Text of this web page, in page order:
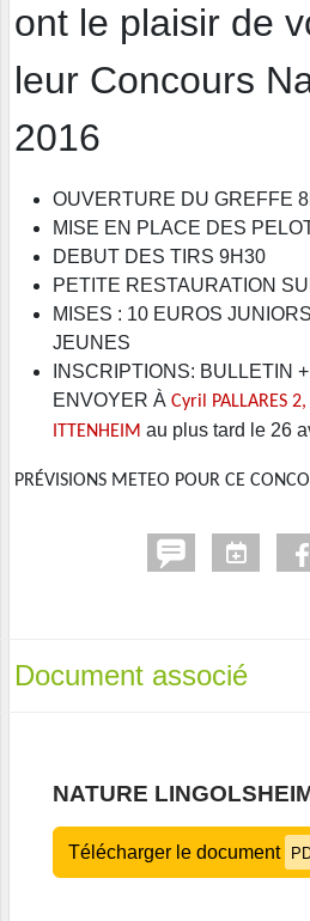
ont le plaisir de
leur Concours
2016
OUVERTURE DU GREFFE
MISE EN PLACE DES
DEBUT DES TIRS 9H30
PETITE RESTAURATION
MISES : 10 EUROS
JEUNES
INSCRIPTIONS: BULLETIN
ENVOYER À Cyril PALLARES
ITTENHEIM au plus tard le 26
PRÉVISIONS METEO POUR CE
Document associé
NATURE
Télécharger le document